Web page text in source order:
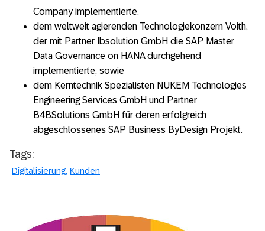
Company implementierte.
dem weltweit agierenden Technologiekonzern Voith,
der mit Partner Ibsolution GmbH die SAP Master
Data Governance on HANA durchgehend
implementierte, sowie
dem Kerntechnik Spezialisten NUKEM Technologies
Engineering Services GmbH und Partner
B4BSolutions GmbH für deren erfolgreich
abgeschlossenes SAP Business ByDesign Projekt.
Tags:
Digitalisierung Kunden